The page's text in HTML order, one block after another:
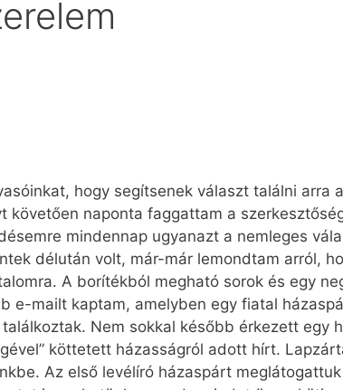
hogy segítsenek választ találni
követően naponta faggattam a
mindennap ugyanazt a nemleges
délután volt, már-már lemondtam arról,
A borítékból megható sorok és egy
e-mailt kaptam, amelyben egy fiatal
Nem sokkal később érkezett egy
köttetett házasságról adott hírt.
Az első levélíró házaspárt